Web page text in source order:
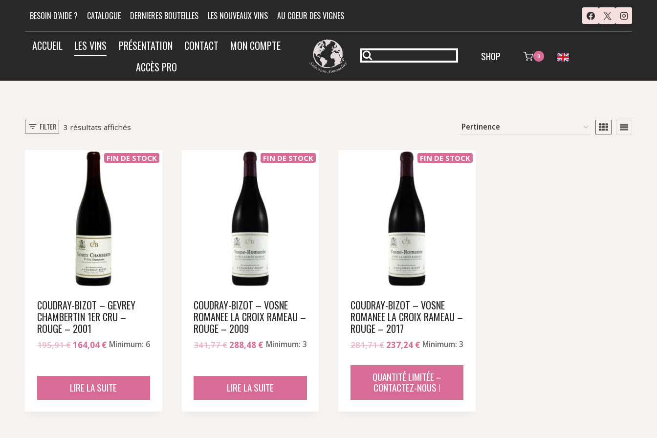
contenu
BESOIN D’AIDE ? CATALOGUE DERNIERES BOUTEILLES LES NOUVEAUX VINS AU COEUR DES VIGNES
ACCUEIL LES VINS PRÉSENTATION CONTACT
MON COMPTE
ACCÈS PRO
SHOP 0
FILTER 3 résultats affichésTrié
popularité
FIN DE STOCK
COUDRAY-BIZOT – GEVREY
CHAMBERTIN 1ER CRU –
ROUGE – 2001
195,91€Le
était :
164,04 €Le
est :
Minimum: 6
LIRE LA SUITE
FIN DE STOCK
COUDRAY-BIZOT – VOSNE
ROMANEE LA CROIX RAMEAU –
ROUGE – 2009
341,77€ Le
était :
288,48 €Le
est :
Minimum: 3
LIRE LA SUITE
FIN DE STOCK
COUDRAY-BIZOT – VOSNE
ROMANEE LA CROIX RAMEAU –
ROUGE – 2017
281,71€ Le
initial
était :
237,24 €Le
actuel
est :
Minimum: 3
QUANTITÉ LIMITÉE –
CONTACTEZ-NOUS !